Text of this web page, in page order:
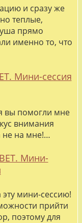
и сразу же
теплые,
прямо
именно то, что
Мини-сессия
вы помогли мне
внимания
не на мне!…
Мини-
эту мини-сессию!
прийти
поэтому для